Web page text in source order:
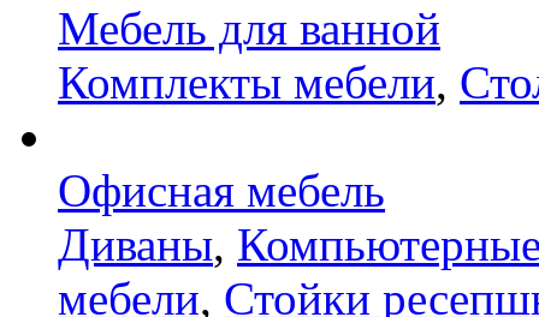
Мебель для ванной
Комплекты мебели,
Офисная мебель
Диваны,
мебели, Стойки